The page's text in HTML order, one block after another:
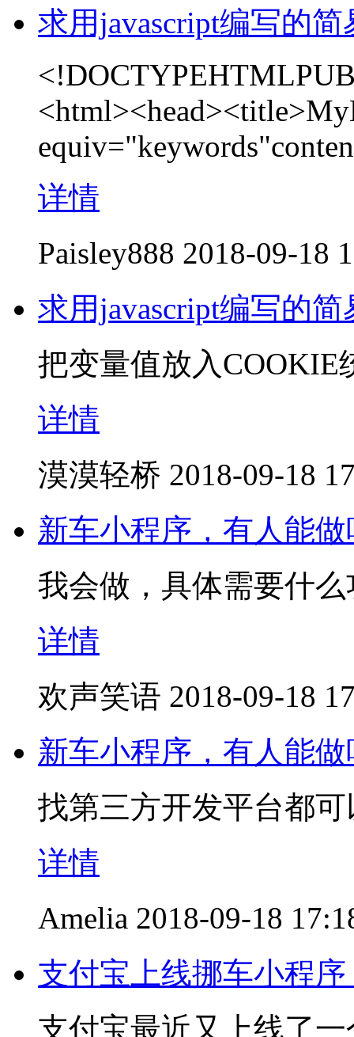
求用javascript编写的
详情
Paisley888 2018-09-18
求用javascript编写的
把变量值放入COOKIE
详情
漠漠轻桥 2018-09-18
新车小程序，有人能做
我会做，具体需要什
详情
欢声笑语 2018-09-18
新车小程序，有人能做
找第三方开发平台都
详情
Amelia 2018-09-18
支付宝上线挪车小程
支付宝最近又上线了